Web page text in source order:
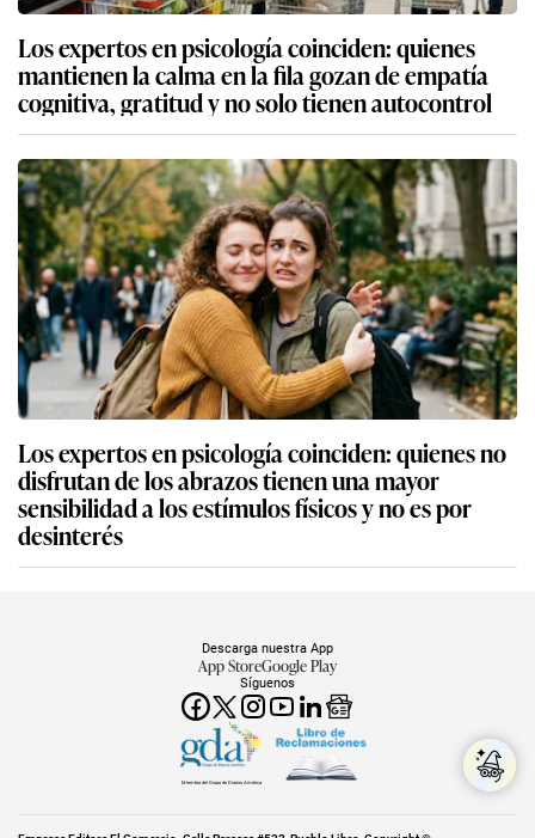
Los expertos en psicología coinciden: quienes
mantienen la calma en la fila gozan de empatía
cognitiva, gratitud y no solo tienen autocontrol
Los expertos en psicología coinciden: quienes no
disfrutan de los abrazos tienen una mayor
sensibilidad a los estímulos físicos y no es por
desinterés
Síguenos
Descarga nuestra App
App StoreGoogle Play
Miembro del Grupo de Diarios América